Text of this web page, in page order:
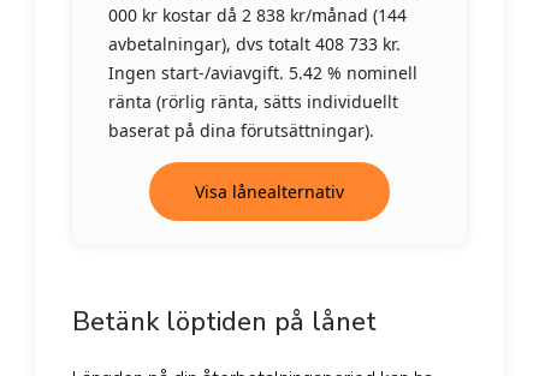
000 kr kostar då 2 838 kr/månad (144
avbetalningar), dvs totalt 408 733 kr.
Ingen start-/aviavgift. 5.42 % nominell
ränta (rörlig ränta, sätts individuellt
baserat på dina förutsättningar).
Visa lånealternativ
Betänk löptiden på lånet